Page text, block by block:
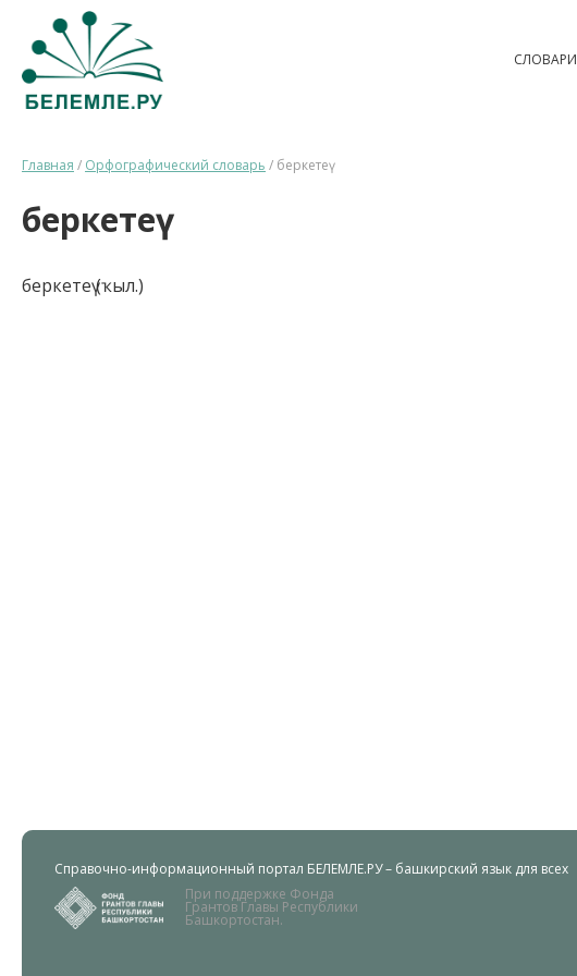
СЛОВАРИ
Главная / Орфографический словарь / беркетеү
беркетеү
беркетеү (ҡыл.)
Справочно-информационный портал БЕЛЕМЛЕ.РУ – башкирский язык для всех
При поддержке Фонда
Грантов Главы Республики
Башкортостан.